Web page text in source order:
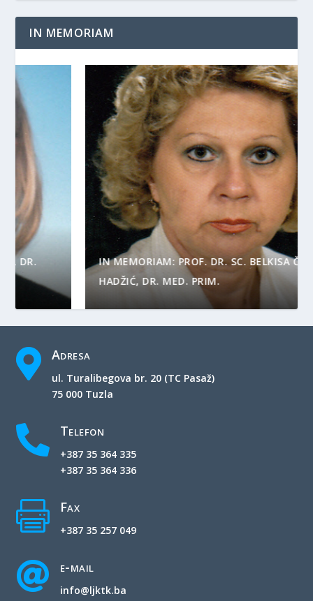
IN MEMORIAM
IN MEMORIAM: PROF. DR. SC. BELKISA ČOLIĆ-
HADŽIĆ, DR. MED. PRIM.
 Adresa
ul. Turalibegova br. 20 (TC Pasaž)
75 000 Tuzla
 Telefon
+387 35 364 335
+387 35 364 336
 Fax
+387 35 257 049
 e-mail
info@ljktk.ba